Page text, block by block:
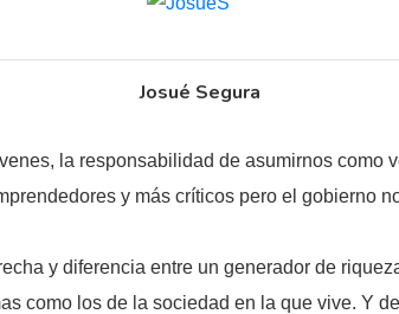
Josué Segura
la responsabilidad de asumirnos como
y más críticos pero el gobierno
y diferencia entre un generador de
como los de la sociedad en la que vive. Y